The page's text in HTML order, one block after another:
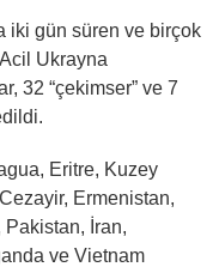
iki gün süren ve birçok
Acil Ukrayna
32 “çekimser” ve 7
Eritre, Kuzey
Ermenistan,
İran,
ve Vietnam